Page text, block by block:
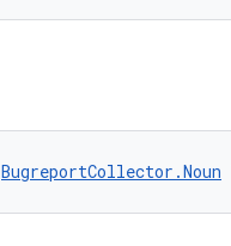
BugreportCollector.Noun